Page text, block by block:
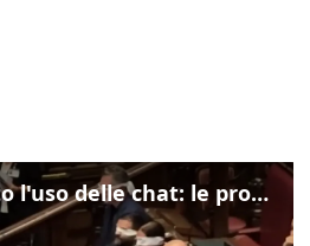
Delmastro, negato l'uso delle chat: le proteste di Avs e M5s